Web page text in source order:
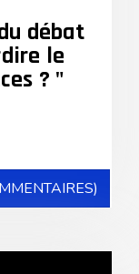
débat
le
? "